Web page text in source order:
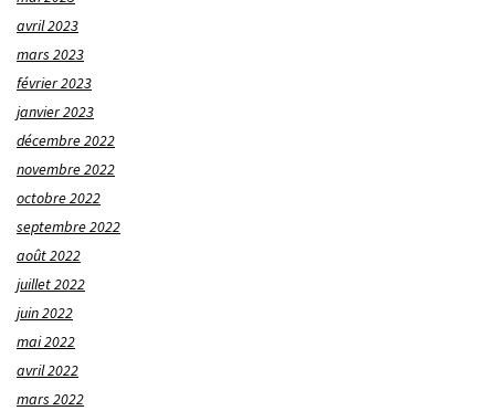
avril 2023
mars 2023
février 2023
janvier 2023
décembre 2022
novembre 2022
octobre 2022
septembre 2022
août 2022
juillet 2022
juin 2022
mai 2022
avril 2022
mars 2022